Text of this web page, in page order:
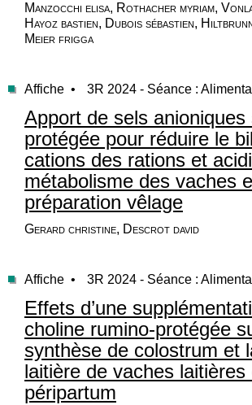
Manzocchi elisa, Rothacher myriam,
Hayoz bastien, Dubois sébastien,
Meier frigga
Affiche • 3R 2024 - Séance :
Apport de sels
protégée pour réduire le
cations des rations et
métabolisme des vaches
préparation vêlage
Gerard christine, Descrot david
Affiche • 3R 2024 - Séance :
Effets d’une
choline rumino-protégée
synthèse de colostrum et
laitière de vaches laitières
péripartum